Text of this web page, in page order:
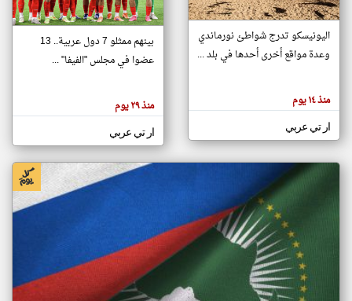
تغيير الدولة
اخبار جزر القمر على مدار الساعة
أهم اخبار جزر القمر العاجلة والمباشرة
هنا عن
وجهة
كاتبيها.
اليونيسكو تدرج شواطئ نورماندي
وعدة مواقع أخرى أحدها في بلد ...
منذ ١٤ يوم
ار تي عربي
بينهم ممثلو 7 دول عربية.. 13
عضوا في مجلس "الفيفا" ...
منذ ٢٩ يوم
ار تي عربي
klyoum.com